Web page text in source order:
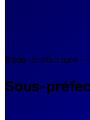
Sous-préfecture —
Sous-